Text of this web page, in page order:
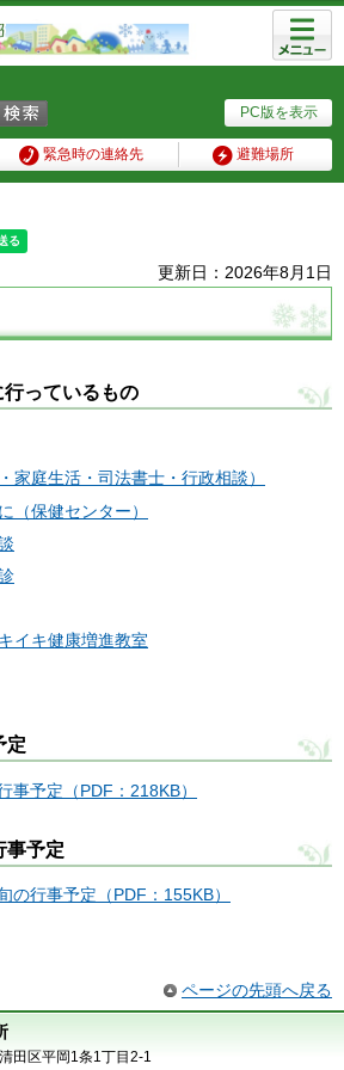
PC版を表示
緊急時の連絡先 避難場所
メニュ
ー
更新日：2026年8月1日
っているもの
家庭生活・司法書士・行政相談）
（保健センター）
イキ健康増進教室
定
事予定（PDF：218KB）
事予定
の行事予定（PDF：155KB）
ページの先頭へ戻る
田区平岡1条1丁目2-1